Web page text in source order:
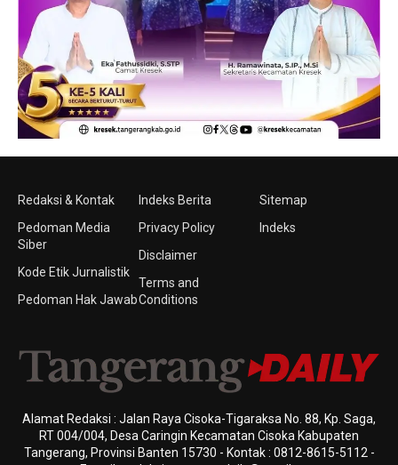
Redaksi & Kontak
Pedoman Media
Siber
Kode Etik Jurnalistik
Pedoman Hak Jawab
Indeks Berita
Privacy Policy
Disclaimer
Terms and
Conditions
Sitemap
Indeks
Alamat Redaksi : Jalan Raya Cisoka-Tigaraksa No. 88, Kp. Saga,
RT 004/004, Desa Caringin Kecamatan Cisoka Kabupaten
Tangerang, Provinsi Banten 15730 - Kontak : 0812-8615-5112 -